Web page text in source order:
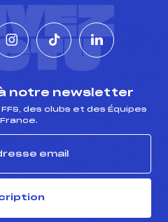
notre newsletter
des clubs et des Équipes